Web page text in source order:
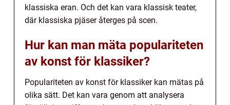
klassiska eran. Och det kan vara klassisk teater,
där klassiska pjäser återges på scen.
Hur kan man mäta populariteten
av konst för klassiker?
Populariteten av konst för klassiker kan mätas på
olika sätt. Det kan vara genom att analysera